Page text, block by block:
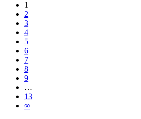
1
2
3
4
5
6
7
8
9
…
13
∞